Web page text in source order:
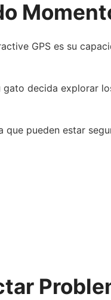
GPS es su
decida explorar
pueden estar